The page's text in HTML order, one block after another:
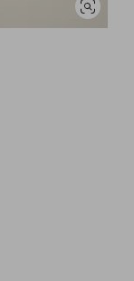
Visa
liknande